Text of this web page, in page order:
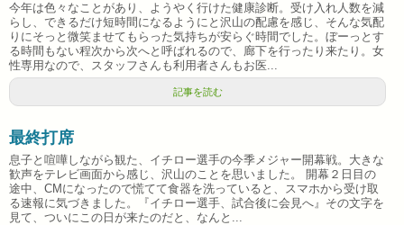
今年は色々なことがあり、ようやく行けた健康診断。受け入れ人数を減
らし、できるだけ短時間になるようにと沢山の配慮を感じ、そんな気配
りにそっと微笑ませてもらった気持ちが安らぐ時間でした。ぼーっとす
る時間もない程次から次へと呼ばれるので、廊下を行ったり来たり。女
性専用なので、スタッフさんも利用者さんもお医...
記事を読む
最終打席
息子と喧嘩しながら観た、イチロー選手の今季メジャー開幕戦。大きな
歓声をテレビ画面から感じ、沢山のことを思いました。 開幕２日目の
途中、CMになったので慌てて食器を洗っていると、スマホから受け取
る速報に気づきました。『イチロー選手、試合後に会見へ』その文字を
見て、ついにこの日が来たのだと、なんと...